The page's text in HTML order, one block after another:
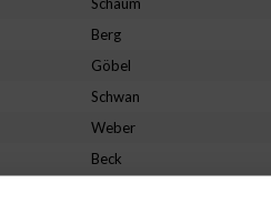
Berg
Göbel
Schwan
Weber
Beck